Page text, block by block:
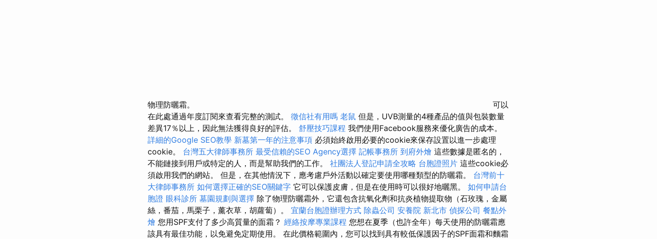
物理防曬霜。
可以
在此處通過年度訂閱來查看完整的測試。 徵信社有用嗎 老鼠 但是，UVB測量的4種產品的值與包裝數量
差異17％以上，因此無法獲得良好的評估。 舒壓技巧課程 我們使用Facebook服務來優化廣告的成本。
詳細的Google SEO教學 新墓第一年的注意事項 必須始終啟用必要的cookie來保存設置以進一步處理
cookie。 台灣五大律師事務所 最受信賴的SEO Agency選擇 記帳事務所 到府外燴 這些數據是匿名的，
不能鏈接到用戶或特定的人，而是幫助我們的工作。 社團法人登記申請全攻略 台胞證照片 這些cookie必
須啟用我們的網站。 但是，在其他情況下，應考慮戶外活動以確定要使用哪種類型的防曬霜。 台灣前十
大律師事務所 如何選擇正確的SEO關鍵字 它可以保護皮膚，但是在使用時可以很好地曬黑。 如何申請台
胞證 眼科診所 墓園規劃與選擇 除了物理防曬霜外，它還包含抗氧化劑和抗炎植物提取物（石玫瑰，金屬
絲，番茄，馬栗子，薰衣草，胡蘿蔔）。 宜蘭台胞證辦理方式 除蟲公司 安養院 新北市 偵探公司 餐點外
燴 您用SPF支付了多少高質量的面霜？ 經絡按摩專業課程 您想在夏季（也許全年）每天使用的防曬霜應
該具有最佳功能，以免避免定期使用。 在此價格範圍內，您可以找到具有較低保護因子的SPF面霜和麵霜